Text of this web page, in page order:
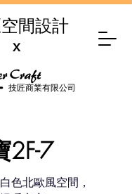
間設計
X
技匠商業有限公司
2F-7
色北歐風空間，